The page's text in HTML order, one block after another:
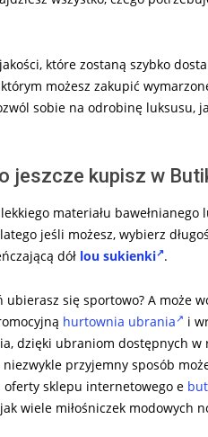
które zostaną szybko
możesz zakupić
sobie na odrobinę luksusu,
jeszcze kupisz w
materiału bawełnianego
jeśli możesz, wybierz
dół lou sukienki .
ubierasz się sportowo? A może
hurtownia ubrania
i
dzięki ubraniom dostępnych w
przyjemny sposób
sklepu internetowego e
wiele miłośniczek modowych